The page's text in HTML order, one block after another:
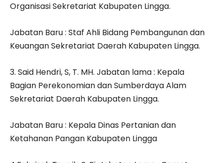
Organisasi Sekretariat Kabupaten Lingga.
Jabatan Baru : Staf Ahli Bidang Pembangunan dan
Keuangan Sekretariat Daerah Kabupaten Lingga.
3. Said Hendri, S, T. MH. Jabatan lama : Kepala
Bagian Perekonomian dan Sumberdaya Alam
Sekretariat Daerah Kabupaten Lingga.
Jabatan Baru : Kepala Dinas Pertanian dan
Ketahanan Pangan Kabupaten Lingga